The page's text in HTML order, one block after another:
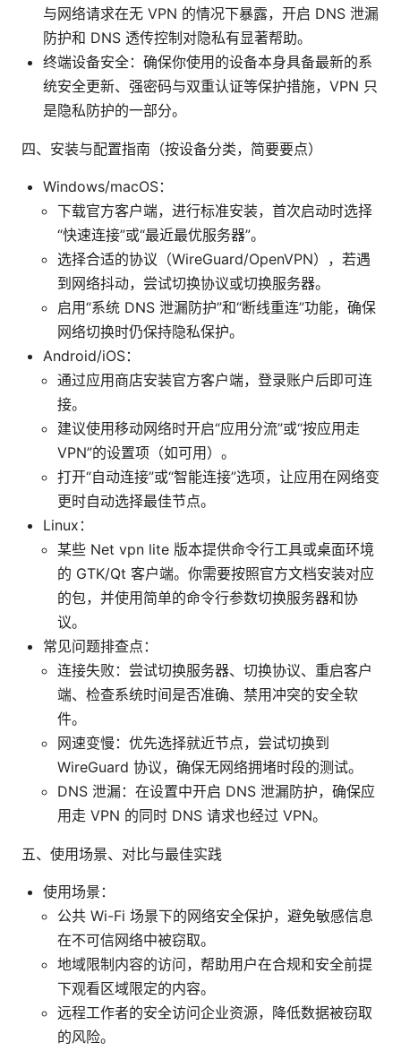
与网络请求在无 VPN 的情况下暴露，开启 DNS 泄漏
防护和 DNS 透传控制对隐私有显著帮助。
终端设备安全：确保你使用的设备本身具备最新的系
统安全更新、强密码与双重认证等保护措施，VPN 只
是隐私防护的一部分。
四、安装与配置指南（按设备分类，简要要点）
Windows/macOS：
下载官方客户端，进行标准安装，首次启动时选择
“快速连接”或“最近最优服务器”。
选择合适的协议（WireGuard/OpenVPN），若遇
到网络抖动，尝试切换协议或切换服务器。
启用“系统 DNS 泄漏防护”和“断线重连”功能，确保
网络切换时仍保持隐私保护。
Android/iOS：
通过应用商店安装官方客户端，登录账户后即可连
接。
建议使用移动网络时开启“应用分流”或“按应用走
VPN”的设置项（如可用）。
打开“自动连接”或“智能连接”选项，让应用在网络变
更时自动选择最佳节点。
Linux：
某些 Net vpn lite 版本提供命令行工具或桌面环境
的 GTK/Qt 客户端。你需要按照官方文档安装对应
的包，并使用简单的命令行参数切换服务器和协
议。
常见问题排查点：
连接失败：尝试切换服务器、切换协议、重启客户
端、检查系统时间是否准确、禁用冲突的安全软
件。
网速变慢：优先选择就近节点，尝试切换到
WireGuard 协议，确保无网络拥堵时段的测试。
DNS 泄漏：在设置中开启 DNS 泄漏防护，确保应
用走 VPN 的同时 DNS 请求也经过 VPN。
五、使用场景、对比与最佳实践
使用场景：
公共 Wi-Fi 场景下的网络安全保护，避免敏感信息
在不可信网络中被窃取。
地域限制内容的访问，帮助用户在合规和安全前提
下观看区域限定的内容。
远程工作者的安全访问企业资源，降低数据被窃取
的风险。